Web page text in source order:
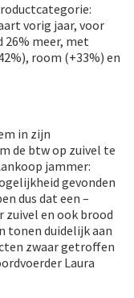
vorig jaar, voor
26% meer, met
room (+33%) en
in zijn
de btw op zuivel te
jammer:
gevonden
dus dat een –
zuivel en ook brood
tonen duidelijk aan
zwaar getroffen
Laura